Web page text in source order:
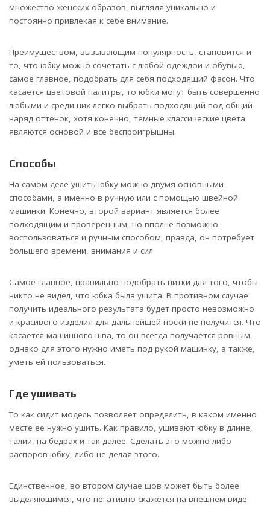
множество женских образов, выглядя уникально и
постоянно привлекая к себе внимание.
Преимуществом, вызывающим популярность, становится и
то, что юбку можно сочетать с любой одеждой и обувью,
самое главное, подобрать для себя подходящий фасон. Что
касается цветовой палитры, то юбки могут быть совершенно
любыми и среди них легко выбрать подходящий под общий
наряд оттенок, хотя конечно, темные классические цвета
являются основой и все беспроигрышны.
Способы
На самом деле ушить юбку можно двумя основными
способами, а именно в ручную или с помощью швейной
машинки. Конечно, второй вариант является более
подходящим и проверенным, но вполне возможно
воспользоваться и ручным способом, правда, он потребует
большего времени, внимания и сил.
Самое главное, правильно подобрать нитки для того, чтобы
никто не видел, что юбка была ушита. В противном случае
получить идеального результата будет просто невозможно
и красивого изделия для дальнейшей носки не получится. Что
касается машинного шва, то он всегда получается ровным,
однако для этого нужно иметь под рукой машинку, а также,
уметь ей пользоваться.
Где ушивать
То как сидит модель позволяет определить, в каком именно
месте ее нужно ушить. Как правило, ушивают юбку в длине,
талии, на бедрах и так далее. Сделать это можно либо
распоров юбку, либо не делая этого.
Единственное, во втором случае шов может быть более
выделяющимся, что негативно скажется на внешнем виде